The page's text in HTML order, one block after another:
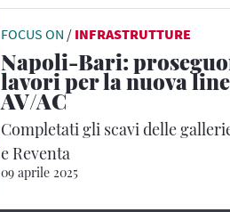
FOCUS ON / INFRASTRUTTURE
Napoli-Bari:
lavori per la nuova
AV/AC
Completati gli scavi delle
e Reventa
09 aprile 2025